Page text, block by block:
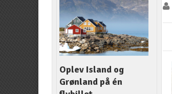
Oplev Island og
Grønland på én